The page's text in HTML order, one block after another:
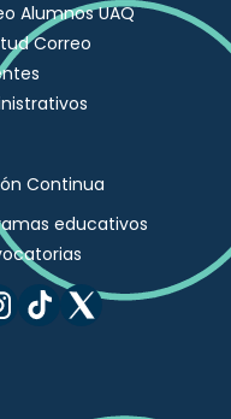
Alumnos UAQ
Correo
Continua
educativos